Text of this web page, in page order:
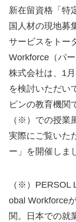
新在留資格「特
国人材の現地募
サービスをトー
Workforce（パ
株式会社は、1
を検討いただい
ピンの教育機関
（※）での授業
実際にご覧いた
ー」を開催しま
（※）PERSOL
obal Workforce
関。日本での就